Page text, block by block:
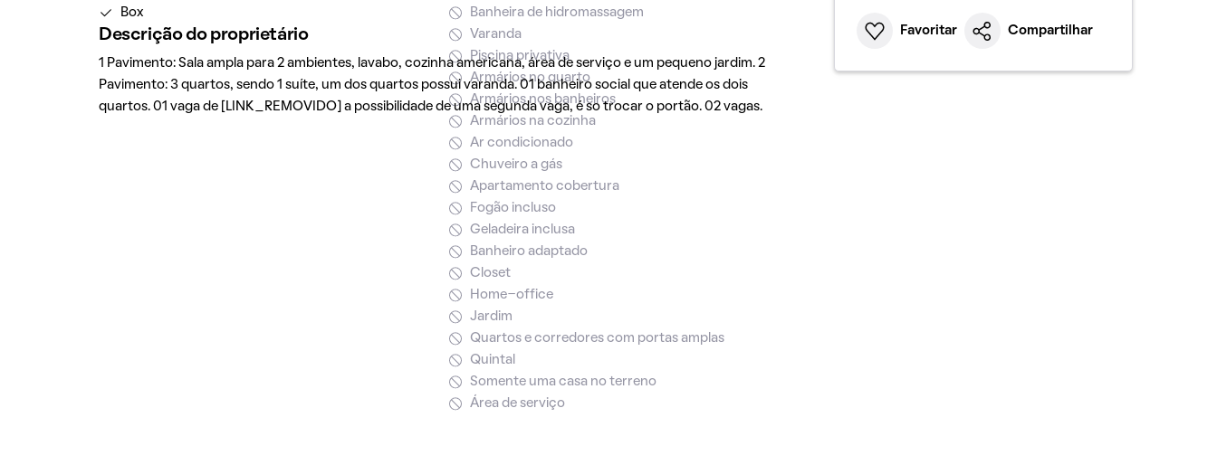
Descrição do proprietário
1 Pavimento: Sala ampla para 2 ambientes, lavabo, cozinha americana, área de serviço e um pequeno jardim. 2
Pavimento: 3 quartos, sendo 1 suíte, um dos quartos possui varanda. 01 banheiro social que atende os dois
quartos. 01 vaga de [LINK_REMOVIDO] a possibilidade de uma segunda vaga, é so trocar o portão. 02 vagas.
Box
Banheira de hidromassagem
Varanda
Piscina privativa
Armários no quarto
Armários nos banheiros
Armários na cozinha
Ar condicionado
Chuveiro a gás
Apartamento cobertura
Fogão incluso
Geladeira inclusa
Banheiro adaptado
Closet
Home-office
Jardim
Quartos e corredores com portas amplas
Quintal
Somente uma casa no terreno
Área de serviço
Favoritar Compartilhar